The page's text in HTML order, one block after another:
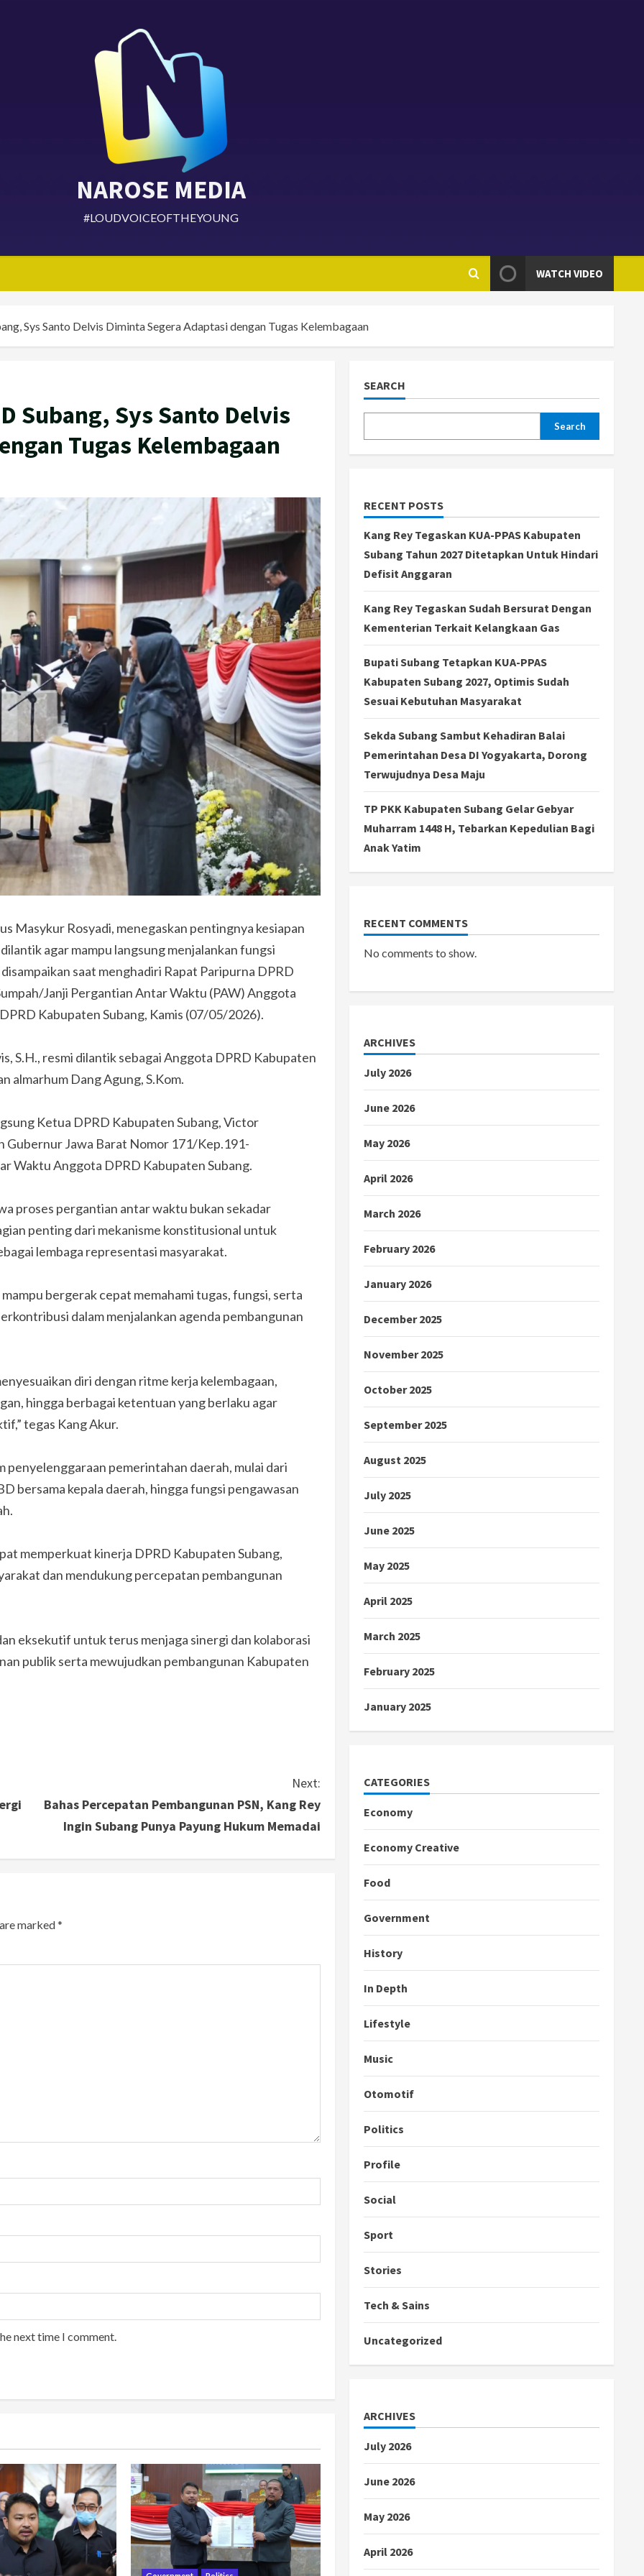
NAROSE MEDIA
#LOUDVOICEOFTHEYOUNG
WATCH VIDEO
Sys Santo Delvis Diminta Segera Adaptasi dengan Tugas Kelembagaan
Subang, Sys Santo Delvis
Tugas Kelembagaan
Masykur Rosyadi, menegaskan pentingnya kesiapan
agar mampu langsung menjalankan fungsi
saat menghadiri Rapat Paripurna DPRD
Janji Pergantian Antar Waktu (PAW) Anggota
Kabupaten Subang, Kamis (07/05/2026).
S.H., resmi dilantik sebagai Anggota DPRD Kabupaten
almarhum Dang Agung, S.Kom.
Ketua DPRD Kabupaten Subang, Victor
Gubernur Jawa Barat Nomor 171/Kep.191-
Waktu Anggota DPRD Kabupaten Subang.
proses pergantian antar waktu bukan sekadar
penting dari mekanisme konstitusional untuk
lembaga representasi masyarakat.
bergerak cepat memahami tugas, fungsi, serta
dalam menjalankan agenda pembangunan
diri dengan ritme kerja kelembagaan,
hingga berbagai ketentuan yang berlaku agar
tegas Kang Akur.
pemerintahan daerah, mulai dari
bersama kepala daerah, hingga fungsi pengawasan
memperkuat kinerja DPRD Kabupaten Subang,
dan mendukung percepatan pembangunan
eksekutif untuk terus menjaga sinergi dan kolaborasi
publik serta mewujudkan pembangunan Kabupaten
Next:
Bahas Percepatan Pembangunan PSN, Kang Rey
Ingin Subang Punya Payung Hukum Memadai
marked*
next time I comment.
SEARCH
Search
RECENT POSTS
Kang Rey Tegaskan KUA-PPAS Kabupaten
Subang Tahun 2027 Ditetapkan Untuk Hindari
Defisit Anggaran
Kang Rey Tegaskan Sudah Bersurat Dengan
Kementerian Terkait Kelangkaan Gas
Bupati Subang Tetapkan KUA-PPAS
Kabupaten Subang 2027, Optimis Sudah
Sesuai Kebutuhan Masyarakat
Sekda Subang Sambut Kehadiran Balai
Pemerintahan Desa DI Yogyakarta, Dorong
Terwujudnya Desa Maju
TP PKK Kabupaten Subang Gelar Gebyar
Muharram 1448 H, Tebarkan Kepedulian Bagi
Anak Yatim
RECENT COMMENTS
No comments to show.
ARCHIVES
July 2026
June 2026
May 2026
April 2026
March 2026
February 2026
January 2026
December 2025
November 2025
October 2025
September 2025
August 2025
July 2025
June 2025
May 2025
April 2025
March 2025
February 2025
January 2025
CATEGORIES
Economy
Economy Creative
Food
Government
History
In Depth
Lifestyle
Music
Otomotif
Politics
Profile
Social
Sport
Stories
Tech & Sains
Uncategorized
ARCHIVES
July 2026
June 2026
May 2026
April 2026